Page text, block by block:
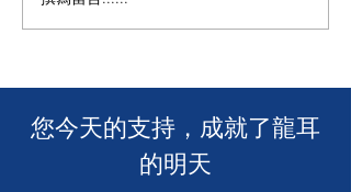
耳為葵盛西邨消防安全簡
​您今天的支持，成就了龍耳
的明天